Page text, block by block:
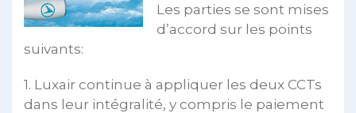
Les parties se sont mises
d’accord sur les points
suivants:
1. Luxair continue à appliquer les deux CCTs
dans leur intégralité, y compris le paiement